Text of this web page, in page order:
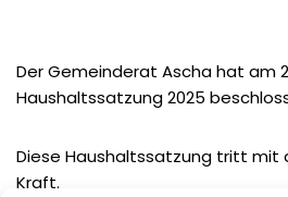
Der Gemeinderat Ascha hat am
Haushaltssatzung 2025
Diese Haushaltssatzung tritt mit
Kraft.